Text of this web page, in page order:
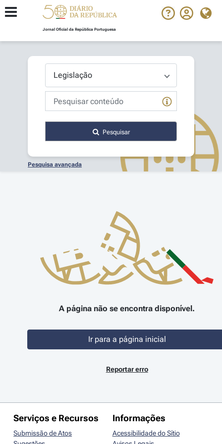
Jornal Oficial da República Portuguesa
Pesquisar
Pesquisa avançada
A página não se encontra disponível.
Ir para a página inicial
Reportar erro
Serviços e Recursos
Submissão de Atos
Informações
Acessibilidade do Sítio